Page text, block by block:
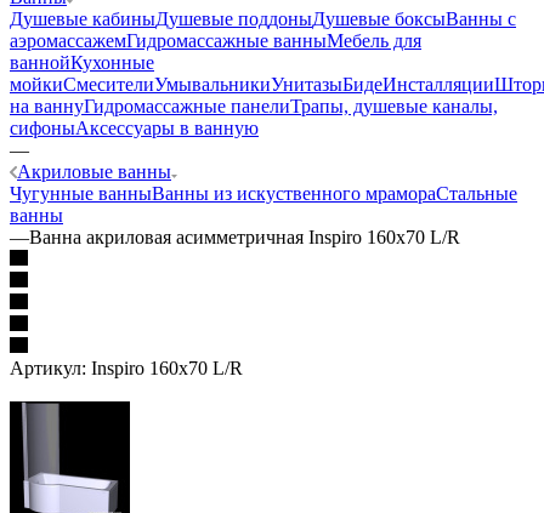
Душевые кабиныДушевые поддоныДушевые боксыВанны с
аэромассажемГидромассажные ванныМебель для
ваннойКухонные
мойкиСмесителиУмывальникиУнитазыБидеИнсталляции
на ваннуГидромассажные панелиТрапы, душевые каналы,
сифоныАксессуары в ванную
—
Акриловые ванны
Чугунные ванныВанны из искуственного мрамораСтальные
ванны
—Ванна акриловая асимметричная Inspiro 160х70 L/R
Артикул: Inspiro 160х70 L/R